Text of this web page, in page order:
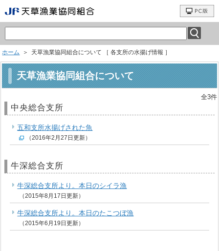
ホーム ＞ 天草漁業協同組合について ［ 各支所の水揚げ情報 ］
天草漁業協同組合について
全3件
中央総合支所
五和支所水揚げされた魚
（2016年2月27日更新）
牛深総合支所
牛深総合支所より。本日のシイラ漁
（2015年8月17日更新）
牛深総合支所より。本日のたこつぼ漁
（2015年6月19日更新）